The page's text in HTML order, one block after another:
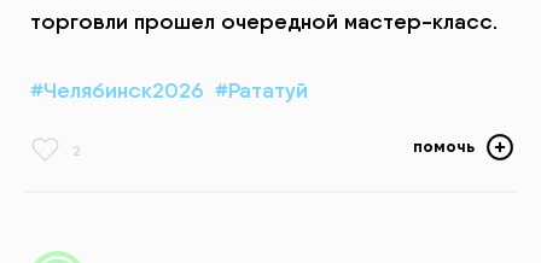
торговли прошел очередной мастер-класс.
#Челябинск2026 #Рататуй
2 помочь